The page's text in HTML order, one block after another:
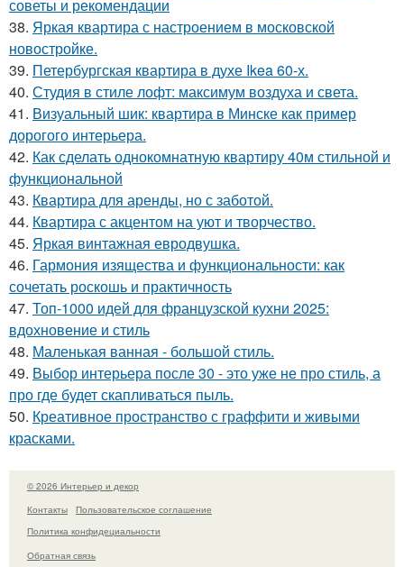
советы и рекомендации
38. Яркая квартира с настроением в московской
новостройке.
39. Петербургская квартира в духе Ikea 60-х.
40. Студия в стиле лофт: максимум воздуха и света.
41. Визуальный шик: квартира в Минске как пример
дорогого интерьера.
42. Как сделать однокомнатную квартиру 40м стильной и
функциональной
43. Квартира для аренды, но с заботой.
44. Квартира с акцентом на уют и творчество.
45. Яркая винтажная евродвушка.
46. Гармония изящества и функциональности: как
сочетать роскошь и практичность
47. Топ-1000 идей для французской кухни 2025:
вдохновение и стиль
48. Маленькая ванная - большой стиль.
49. Выбор интерьера после 30 - это уже не про стиль, а
про где будет скапливаться пыль.
50. Креативное пространство с граффити и живыми
красками.
© 2026 Интерьер и декор
Контакты
Пользовательское соглашение
Политика конфидециальности
Обратная связь